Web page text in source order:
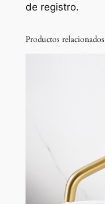
de registro.
Productos relacionados